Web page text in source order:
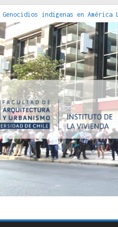
Genocidios indígenas en América
Estudios sobre la
Donde el pedernal choca con
Criterios técnicos para una
Red de consultorios de la Caja